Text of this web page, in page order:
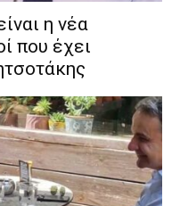
η νέα
που έχει